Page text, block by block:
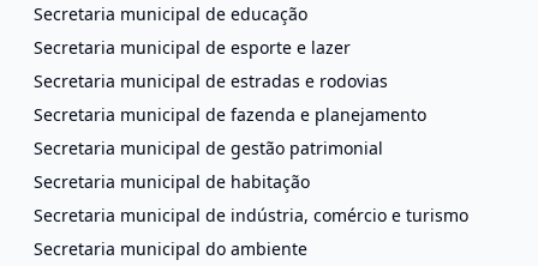
Secretaria municipal de educação
Secretaria municipal de esporte e lazer
Secretaria municipal de estradas e rodovias
Secretaria municipal de fazenda e planejamento
Secretaria municipal de gestão patrimonial
Secretaria municipal de habitação
Secretaria municipal de indústria, comércio e turismo
Secretaria municipal do ambiente